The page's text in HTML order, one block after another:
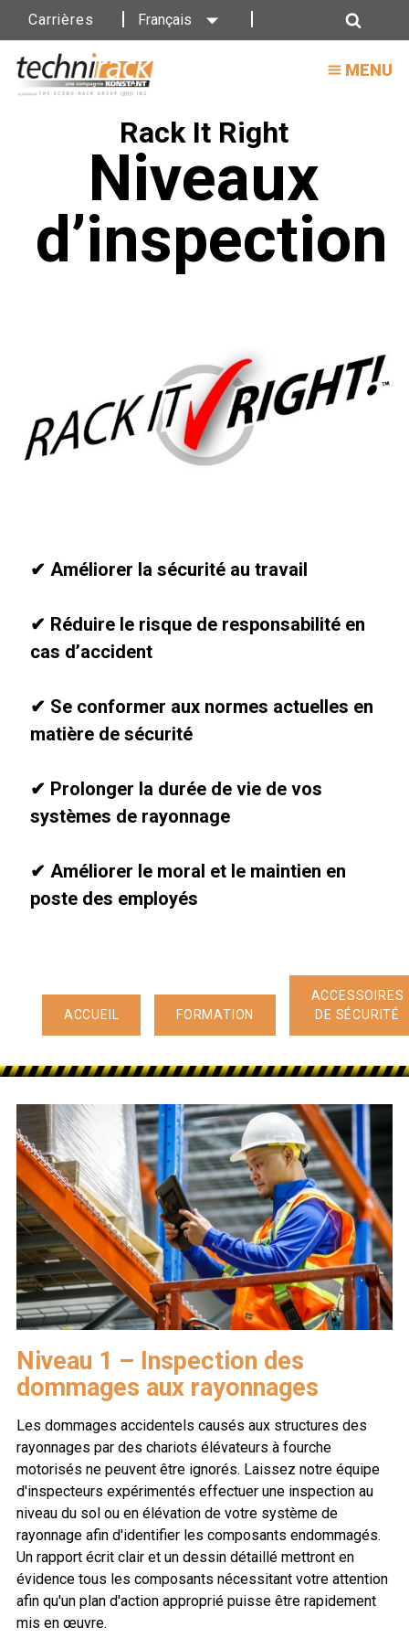
Inspection
des
rayonnages
Carrières
Français
MENU
Rack It Right
Niveaux
d’inspection
✔ Améliorer la sécurité au travail
✔ Réduire le risque de responsabilité en
cas d’accident
✔ Se conformer aux normes actuelles en
matière de sécurité
✔ Prolonger la durée de vie de vos
systèmes de rayonnage
✔ Améliorer le moral et le maintien en
poste des employés
ACCUEIL FORMATION
ACCESSOIRES
DE SÉCURITÉ
Niveau 1 – Inspection des
dommages aux rayonnages
Les dommages accidentels causés aux structures des
rayonnages par des chariots élévateurs à fourche
motorisés ne peuvent être ignorés. Laissez notre équipe
d'inspecteurs expérimentés effectuer une inspection au
niveau du sol ou en élévation de votre système de
rayonnage afin d'identifier les composants endommagés.
Un rapport écrit clair et un dessin détaillé mettront en
évidence tous les composants nécessitant votre attention
afin qu'un plan d'action approprié puisse être rapidement
mis en œuvre.